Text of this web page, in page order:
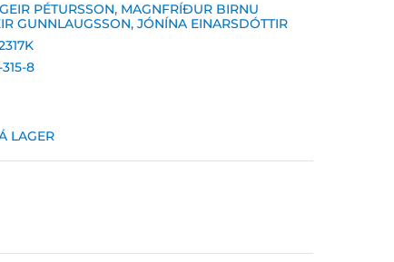
PÉTURSSON, MAGNFRÍÐUR BIRNU
GUNNLAUGSSON,JÓNÍNA EINARSDÓTTIR
8
LAGER